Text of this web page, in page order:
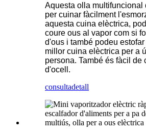
Aquesta olla multifuncional
per cuinar fàcilment
aquesta cuina elèctrica,
coure ous al vapor com si
d'ous i també podeu
millor cuina elèctrica per a
persona. També és fàcil de
d'ocell.
consultadetall